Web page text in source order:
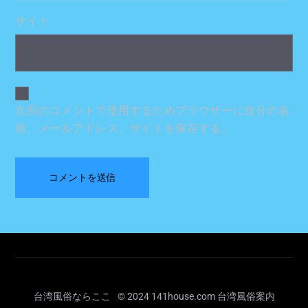
サイト
次回のコメントで使用するためブラウザーに自分の名
前、メールアドレス、サイトを保存する。
台湾風俗ならここ © 2024 141house.com 台湾風俗案内